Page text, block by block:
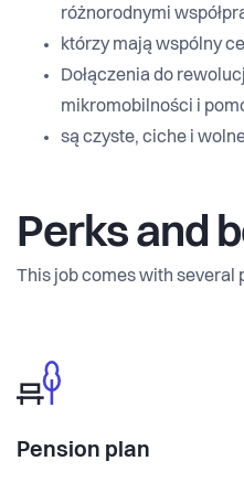
różnorodnymi
którzy mają wspólny cel
Dołączenia do
mikromobilności i
są czyste, ciche i
Perks and
This job comes with several
Pension plan